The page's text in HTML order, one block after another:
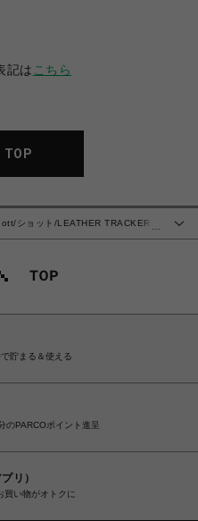
記は こちら
TOP
ショット/LEATHER TRACKER
貯まる＆使える
のPARCOポイント進呈
リ）
買い物がオトクに